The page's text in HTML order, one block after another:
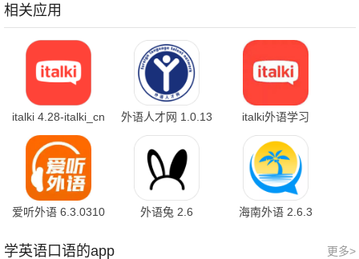
相关应用
italki 4.28-italki_cn
手机版
外语人才网 1.0.13
italki外语学习
4.28-italki_cn 安卓
版
爱听外语 6.3.0310 外语兔 2.6 海南外语 2.6.3
更多>
学英语口语的app